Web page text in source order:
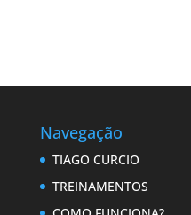
Navegação
TIAGO CURCIO
TREINAMENTOS